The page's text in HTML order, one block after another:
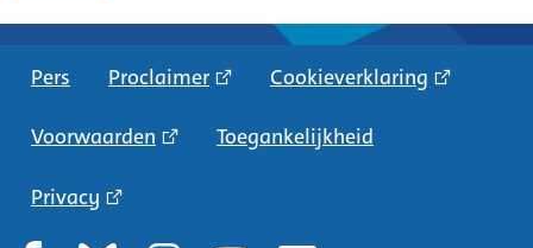
Pers Proclaimer Cookieverklaring
Voorwaarden Toegankelijkheid
Privacy